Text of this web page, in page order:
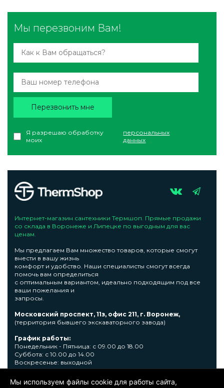
Мы перезвоним Вам!
Я разрешаю обработку
моих
персональных
данных
Перезвонить мне
Интернет-магазин сантехники Термшоп. Прямые продажи
со склада в Воронеже и Липецке по выгодным для вас
ценам.
Мы предлагаем Вам множество товаров, которые смогут
внести в вашу жизнь
комфорт и удобство. Наши специалисты смогут всегда
помочь вам определиться
с оптимальным вариантом, идеально подходящим под все
ваши пожелания и
запросы.
Московский проспект, 11з, офис 211, г. Воронеж,
(территория бывшего экскаваторного завода)
График работы:
Понедельник - Пятница: с 09.00 до 18.00
Суббота: с 10.00 до 14.00
Воскресенье: выходной
Узнать подробную информациювы сможете по телефону +7
473 300-31-39 или E-mail: sale@thermshop.ru
Мы используем файлы cookie для работы сайта,